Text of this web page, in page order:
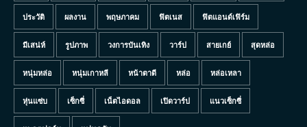
ประวัติ ผลงาน พฤษภาคม ฟิตเนส ฟิตแอนด์เฟิร์ม
มีเสน่ห์ รูปภาพ วงการบันเทิง วาร์ป สายเกย์ สุดหล่อ
หนุ่มหล่อ หนุ่มเกาหลี หน้าตาดี หล่อ หล่อเหลา
หุ่นแซ่บ เซ็กซี่ เน็ตไอดอล เปิดวาร์ป แนวเซ็กซี่